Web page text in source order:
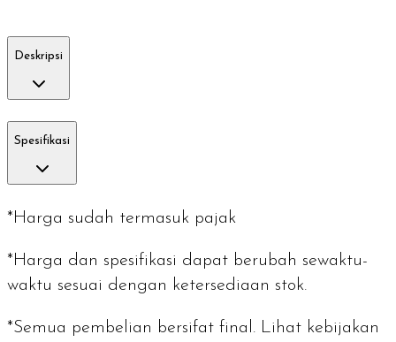
Deskripsi
Spesifikasi
*Harga sudah termasuk pajak
*Harga dan spesifikasi dapat berubah sewaktu-
waktu sesuai dengan ketersediaan stok.
*Semua pembelian bersifat final. Lihat kebijakan